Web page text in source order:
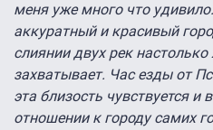
меня уже много что
аккуратный и красивый
слиянии двух рек
захватывает. Час езды от
эта близость чувствуется и
отношении к городу самих